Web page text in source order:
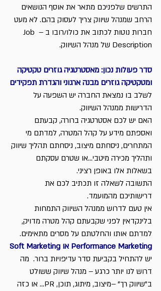
התרשים שלפניכם מתאר את אוסף הנושאים
הרחב שמנהל שיווק צריך לעסוק בהם. לא מעט
חברות נוטות לכתוב את כולו/רובו ב – Job
Description של מנהל השיווק.
סדר פעולות נכון: מאסטרטגיה גוזרים טקטיקה
ומטקטיקה גוזרים מבנה ארגוני והגדרת תפקידים
לשלב בו נמצאת החברה יש השפעה על
הדרישות ממנהל השיווק.
האם יש לכם אסטרטגיה ברורה, קבעתם
ואספתם מידע על קהל המטרה, למדתם מי
המתחרים, ניסחתם מיצוב, ניסחתם תהליך שיווק
ותהליך מכירה מיטבי…או שטרם עסקתם
בשאלות אלו באופן רציני.
התשובה לשאלה זו תכתיב לכם את
דרישותיכם מהמועמד.
אין טעם לדרוש ממנהל השיווק התמחות
בלינקדאין לפני שקבעתם קהל מטרה מדויק,
למדתם אותו והחלטתם על מסרים מתאימים.
Soft Marketing או Performance Marketing
יש להתחיל בקביעת סדר עדיפויות ברור.  מה
דרוש לנו יותר כרגע – מנהל שיווק ששולט
ב”שיווק רך” –מיצוב, מיתוג, תוכן, PR… או כזה